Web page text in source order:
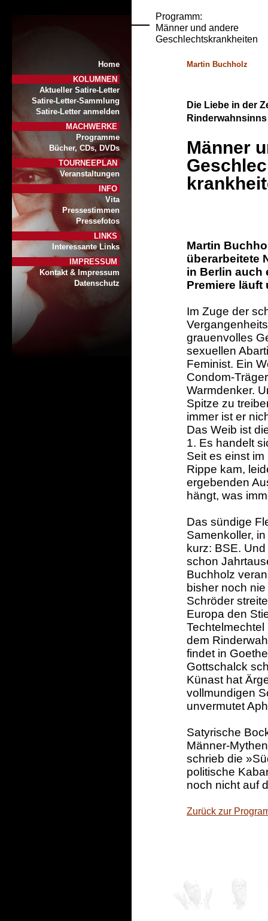
Home
KOLUMNEN
Aktueller Satire-Letter
Satire-Letter-Sammlung
Satire-Letter anmelden
MACHWERKE
Programme
Bücher, CDs, DVDs
TOURNEEPLAN
Veranstaltungen
INFO
Vita
Pressestimmen
Pressefotos
LINKS
Interessante Links
IMPRESSUM
Kontakt & Impressum
Datenschutz
Programm:
Männer und andere
Geschlechtskrankheiten
Martin Buchholz
Die Liebe in der
Männer
Martin
überarbeitete
in Berlin auch
Premiere läuft
Im Zuge der
grauenvolles
sexuellen
Feminist. Ein
Condom-
Warmdenker.
Spitze zu
immer ist er
Das Weib ist
1. Es handelt
Seit es einst
Rippe kam,
ergebenden
hängt, was
Das sündige
Samenkoller,
kurz: BSE.
schon
Buchholz
bisher noch
Schröder
Europa den
dem
findet in
Gottschalck
Künast hat
vollmundigen
unvermutet
Satyrische
Männer-
schrieb die
politische
noch nicht auf
Zurück zur